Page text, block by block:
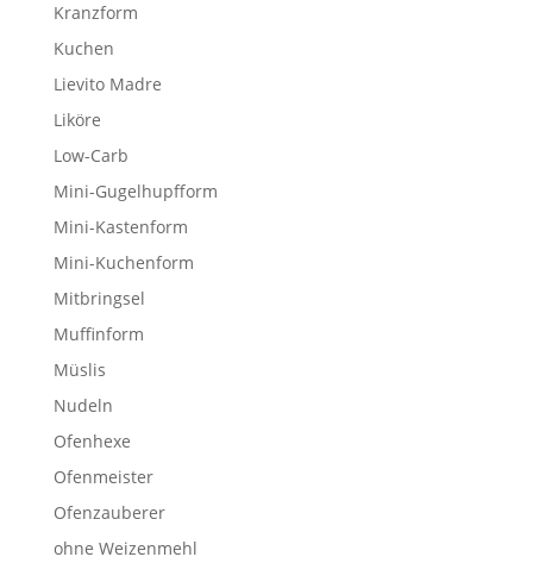
Kranzform
Kuchen
Lievito Madre
Liköre
Low-Carb
Mini-Gugelhupfform
Mini-Kastenform
Mini-Kuchenform
Mitbringsel
Muffinform
Müslis
Nudeln
Ofenhexe
Ofenmeister
Ofenzauberer
ohne Weizenmehl